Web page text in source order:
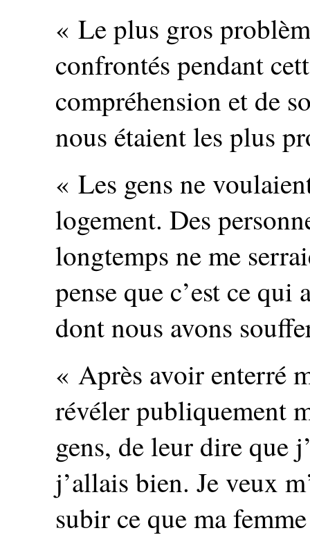
« Le plus gros
confrontés pendant
compréhension et de
nous étaient les plus
« Les gens ne
logement. Des
longtemps ne me
pense que c’est ce
dont nous avons
« Après avoir enterré
révéler publiquement
gens, de leur dire que
j’allais bien. Je veux
subir ce que ma